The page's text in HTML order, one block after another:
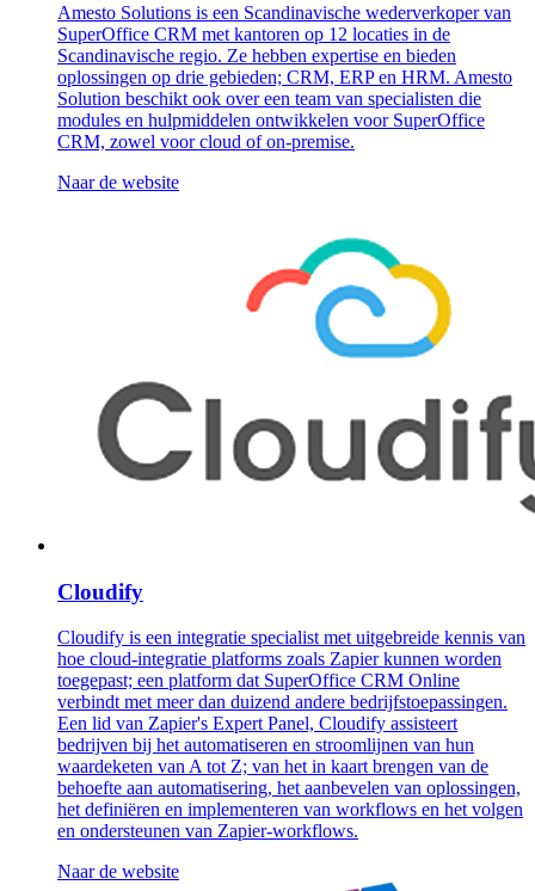
Amesto Solutions is een Scandinavische wederverkoper van
SuperOffice CRM met kantoren op 12 locaties in de
Scandinavische regio. Ze hebben expertise en bieden
oplossingen op drie gebieden; CRM, ERP en HRM. Amesto
Solution beschikt ook over een team van specialisten die
modules en hulpmiddelen ontwikkelen voor SuperOffice
CRM, zowel voor cloud of on-premise.
Naar de website
Cloudify
Cloudify is een integratie specialist met uitgebreide kennis van
hoe cloud-integratie platforms zoals Zapier kunnen worden
toegepast; een platform dat SuperOffice CRM Online
verbindt met meer dan duizend andere bedrijfstoepassingen.
Een lid van Zapier's Expert Panel, Cloudify assisteert
bedrijven bij het automatiseren en stroomlijnen van hun
waardeketen van A tot Z; van het in kaart brengen van de
behoefte aan automatisering, het aanbevelen van oplossingen,
het definiëren en implementeren van workflows en het volgen
en ondersteunen van Zapier-workflows.
Naar de website